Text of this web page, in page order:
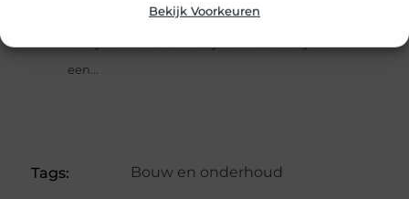
Bekijk Voorkeuren
terwijl jouw baby slaapt. Maar welke stijl is het beste
voor jou? Wat is een babyfoon? Een babyfoon is
een...
Tags: Bouw en onderhoud